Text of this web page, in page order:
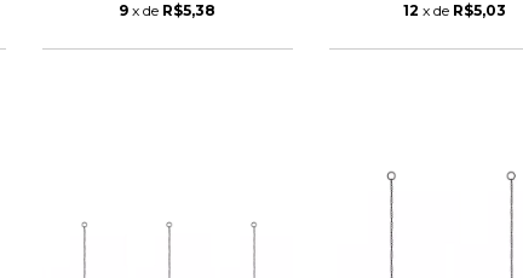
9 x de R$5,38 12 x de R$5,03